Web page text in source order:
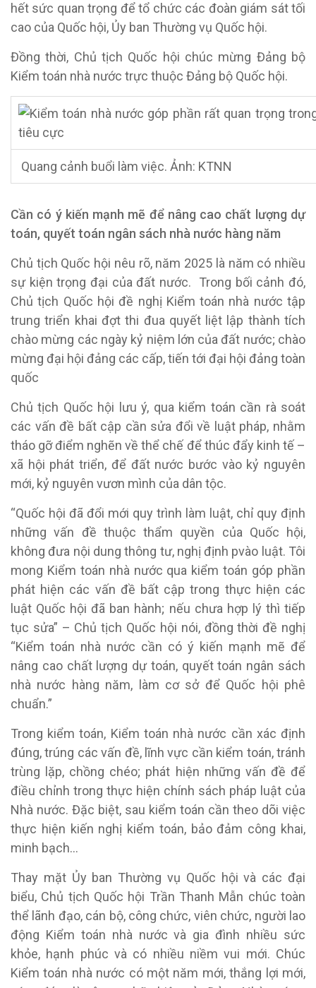
hết sức quan trọng để tổ chức các đoàn giám sát tối
cao của Quốc hội, Ủy ban Thường vụ Quốc hội.
Đồng thời, Chủ tịch Quốc hội chúc mừng Đảng bộ
Kiểm toán nhà nước trực thuộc Đảng bộ Quốc hội.
Quang cảnh buổi làm việc. Ảnh: KTNN
Cần có ý kiến mạnh mẽ để nâng cao chất lượng dự
toán, quyết toán ngân sách nhà nước hàng năm
Chủ tịch Quốc hội nêu rõ, năm 2025 là năm có nhiều
sự kiện trọng đại của đất nước. Trong bối cảnh đó,
Chủ tịch Quốc hội đề nghị Kiểm toán nhà nước tập
trung triển khai đợt thi đua quyết liệt lập thành tích
chào mừng các ngày kỷ niệm lớn của đất nước; chào
mừng đại hội đảng các cấp, tiến tới đại hội đảng toàn
quốc
Chủ tịch Quốc hội lưu ý, qua kiểm toán cần rà soát
các vấn đề bất cập cần sửa đổi về luật pháp, nhằm
tháo gỡ điểm nghẽn về thể chế để thúc đẩy kinh tế –
xã hội phát triển, để đất nước bước vào kỷ nguyên
mới, kỷ nguyên vươn mình của dân tộc.
“Quốc hội đã đổi mới quy trình làm luật, chỉ quy định
những vấn đề thuộc thẩm quyền của Quốc hội,
không đưa nội dung thông tư, nghị định pvào luật. Tôi
mong Kiểm toán nhà nước qua kiểm toán góp phần
phát hiện các vấn đề bất cập trong thực hiện các
luật Quốc hội đã ban hành; nếu chưa hợp lý thì tiếp
tục sửa” – Chủ tịch Quốc hội nói, đồng thời đề nghị
“Kiểm toán nhà nước cần có ý kiến mạnh mẽ để
nâng cao chất lượng dự toán, quyết toán ngân sách
nhà nước hàng năm, làm cơ sở để Quốc hội phê
chuẩn.”
Trong kiểm toán, Kiểm toán nhà nước cần xác định
đúng, trúng các vấn đề, lĩnh vực cần kiểm toán, tránh
trùng lặp, chồng chéo; phát hiện những vấn đề để
điều chỉnh trong thực hiện chính sách pháp luật của
Nhà nước. Đặc biệt, sau kiểm toán cần theo dõi việc
thực hiện kiến nghị kiểm toán, bảo đảm công khai,
minh bạch…
Thay mặt Ủy ban Thường vụ Quốc hội và các đại
biểu, Chủ tịch Quốc hội Trần Thanh Mẫn chúc toàn
thể lãnh đạo, cán bộ, công chức, viên chức, người lao
động Kiểm toán nhà nước và gia đình nhiều sức
khỏe, hạnh phúc và có nhiều niềm vui mới. Chúc
Kiểm toán nhà nước có một năm mới, thắng lợi mới,